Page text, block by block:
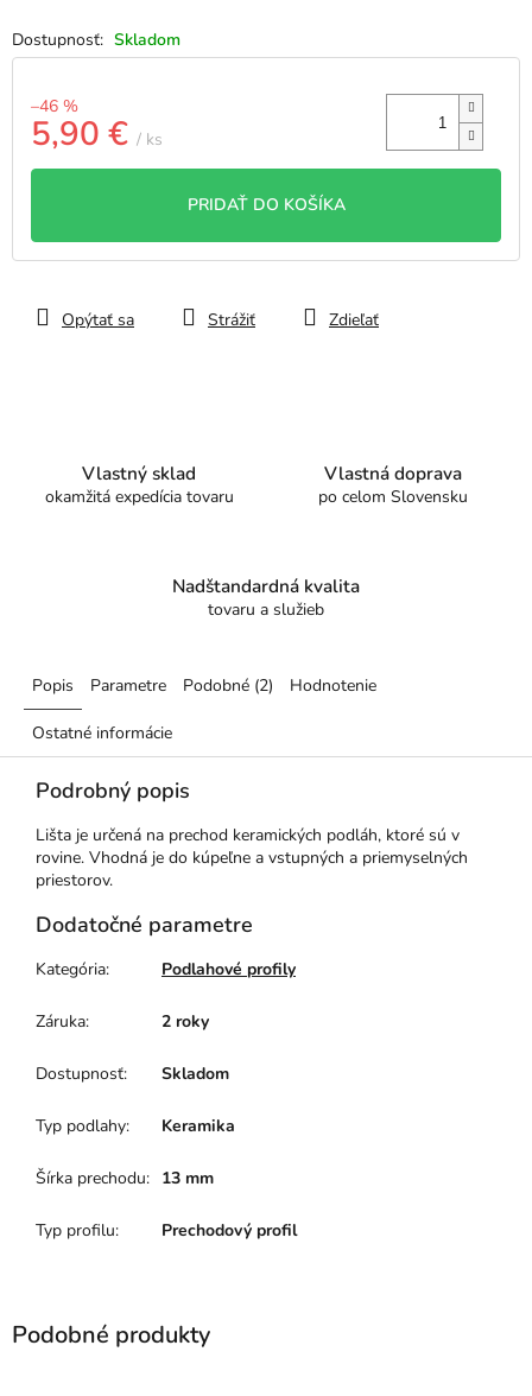
Skladom
–46 %
5,90 € / ks
Jednotková
PRIDAŤ DO KOŠÍKA
Opýtať sa Strážiť Zdieľať
Vlastný sklad
okamžitá expedícia tovaru
Vlastná doprava
po celom Slovensku
Nadštandardná kvalita
tovaru a služieb
Popis Parametre Podobné (2) Hodnotenie
Ostatné informácie
Podrobný popis
Lišta je určená na prechod keramických podláh, ktoré sú v
rovine. Vhodná je do kúpeľne a vstupných a priemyselných
priestorov.
Dodatočné parametre
Kategória: Podlahové profily
Záruka: 2 roky
Dostupnosť: Skladom
Typ podlahy: Keramika
Šírka prechodu: 13 mm
Typ profilu: Prechodový profil